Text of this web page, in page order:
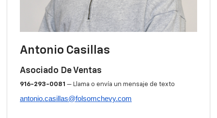
Antonio Casillas
Asociado De Ventas
916-293-0081 — Llama o envía un mensaje de texto
antonio.casillas@folsomchevy.com